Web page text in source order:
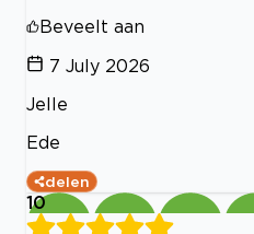
Beveelt aan
7 July 2026
Jelle
Ede
delen
10